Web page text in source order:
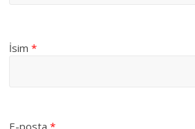
İsim*
E-posta*